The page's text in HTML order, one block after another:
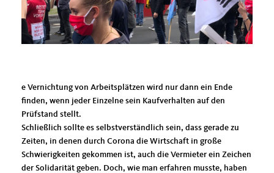
e Vernichtung von Arbeitsplätzen wird nur dann ein Ende
finden, wenn jeder Einzelne sein Kaufverhalten auf den
Prüfstand stellt.
Schließlich sollte es selbstverständlich sein, dass gerade zu
Zeiten, in denen durch Corona die Wirtschaft in große
Schwierigkeiten gekommen ist, auch die Vermieter ein Zeichen
der Solidarität geben. Doch, wie man erfahren musste, haben